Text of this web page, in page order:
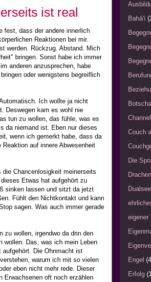
ist real
fest, dass der andere innerlich
Reaktionen bei mir.
werden. Rückzug. Abstand. Mich
bringen. Sonst habe ich immer
anderen anzusprechen, habe
oder wenigstens begreiflich
Ich wollte ja nicht
Deswegen kam es wohl nie
tun zu wollen, das fühle, was es
da niemand ist. Eben nur dieses
wenn ich gemerkt habe, dass da
auf innere Abwesenheit
Chancenlosigkeit meinerseits
Etwas hat aufgehört zu
sinken lassen und sitzt da jetzt
Fühlt den Nichtkontakt und kann
sagen. Was auch immer gerade
zu wollen, irgendwo da drin den
wollen. Das, was ich mein Leben
aufgehört. Die Ohnmacht ist
warum ich mit so vielen
eben nicht mehr rede. Dieser
Erwachsenen oft noch erzählen
Bahá'í
Couch
Die
Drachen
eigener
Engel
Erfolg